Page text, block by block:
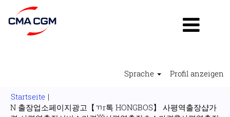
Sprache Profil anzeigen
Startseite |
N 출장업소페이지광고【ㄲr톡 HONGBOS】 사평역출장샵가